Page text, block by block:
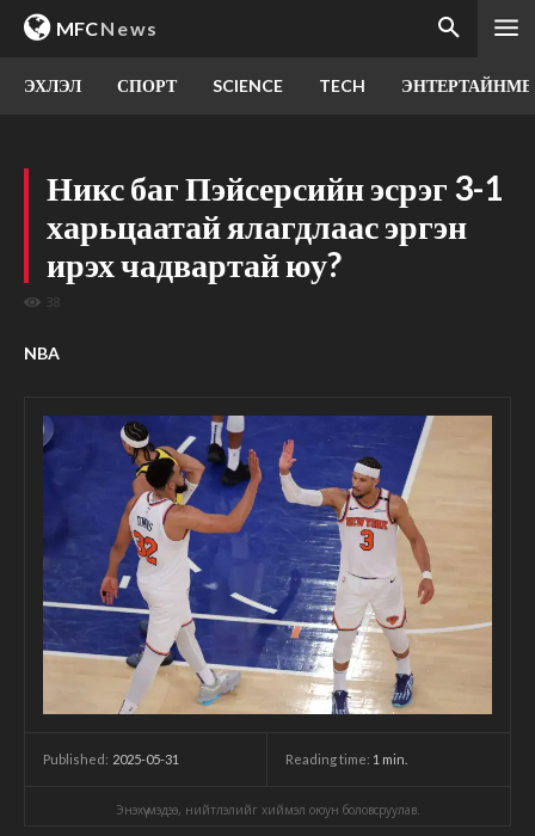
MFCNews
ЭХЛЭЛ СПОРТ SCIENCE TECH
Никс баг Пэйсерсийн эсрэг 3-1
харьцаатай ялагдлаас эргэн
ирэх чадвартай юу?
38
NBA
Published: 2025-05-31 Reading time: 1 min.
Энэхүү мэдээ, нийтлэлийг хиймэл оюун боловсруулав.